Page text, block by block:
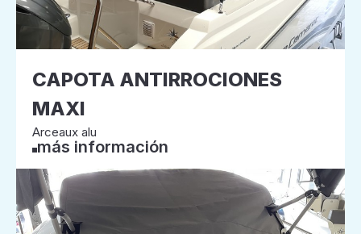
CAPOTA ANTIRROCIONES
MAXI
Arceaux alu
más información